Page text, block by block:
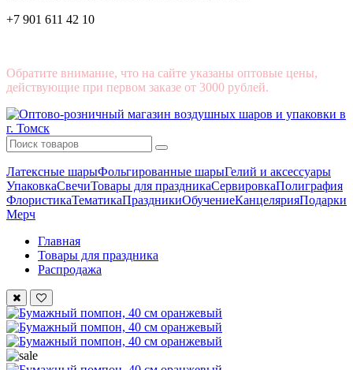
+7 901 611 42 10
Обратите внимание, что на сайте указаны оптовые цены,
действующие при первом заказе от 3000 рублей.
Латексные шарыФольгированные шарыГелий и аксессуары
УпаковкаСвечиТовары для праздникаСервировкаПолиграфия
ФлористикаТематикаПраздникиОбучениеКанцелярияПодарки
Мерч
Главная
Товары для праздника
Распродажа